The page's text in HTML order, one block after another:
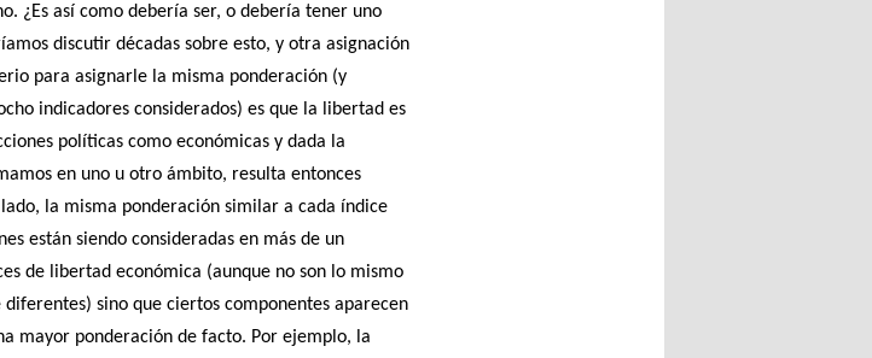
¿Es así como debería ser, o debería tener uno
discutir décadas sobre esto, y otra asignación
para asignarle la misma ponderación (y
indicadores considerados) es que la libertad es
políticas como económicas y dada la
en uno u otro ámbito, resulta entonces
la misma ponderación similar a cada índice
están siendo consideradas en más de un
de libertad económica (aunque no son lo mismo
sino que ciertos componentes aparecen
mayor ponderación de facto. Por ejemplo, la